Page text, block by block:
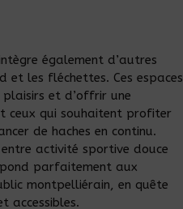
également d’autres
et les fléchettes. Ces espaces
et d’offrir une
ceux qui souhaitent profiter
de haches en continu.
activité sportive douce
parfaitement aux
montpelliérain, en quête
accessibles.